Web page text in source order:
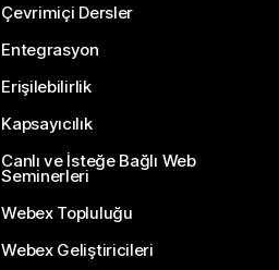
Çevrimiçi Dersler
Entegrasyon
Erişilebilirlik
Kapsayıcılık
Canlı ve İsteğe Bağlı Web
Seminerleri
Webex Topluluğu
Webex Geliştiricileri